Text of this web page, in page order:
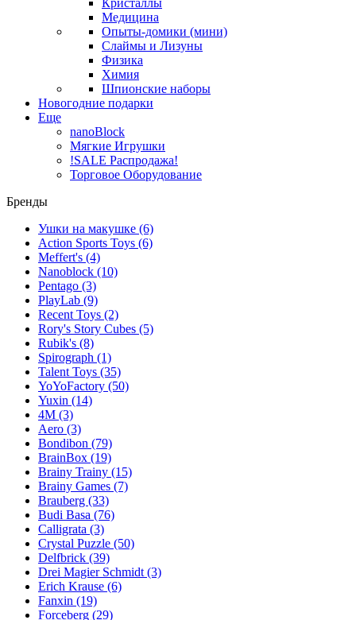
Кристаллы
Медицина
Опыты-домики (мини)
Слаймы и Лизуны
Физика
Химия
Шпионские наборы
Новогодние подарки
Еще
nanoBlock
Мягкие Игрушки
!SALE Распродажа!
Торговое Оборудование
Бренды
Ушки на макушке (6)
Action Sports Toys (6)
Meffert's (4)
Nanoblock (10)
Pentago (3)
PlayLab (9)
Recent Toys (2)
Rory's Story Cubes (5)
Rubik's (8)
Spirograph (1)
Talent Toys (35)
YoYoFactory (50)
Yuxin (14)
4M (3)
Aero (3)
Bondibon (79)
BrainBox (19)
Brainy Trainy (15)
Brainy Games (7)
Brauberg (33)
Budi Basa (76)
Calligrata (3)
Crystal Puzzle (50)
Delfbrick (39)
Drei Magier Schmidt (3)
Erich Krause (6)
Fanxin (19)
Forceberg (29)